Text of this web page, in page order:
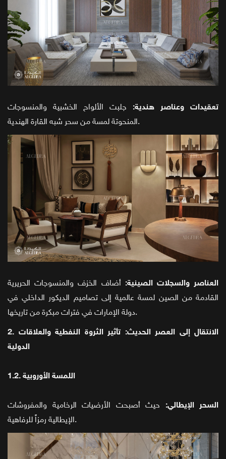
تعقيدات وعناصر هندية: جلبت الألواح الخشبية والمنسوجات
المنحوتة لمسة من سحر شبه القارة الهندية.
العناصر والسجلات الصينية: أضاف الخزف والمنسوجات الحريرية
القادمة من الصين لمسة عالمية إلى تصاميم الديكور الداخلي في
دولة الإمارات في فترات مبكرة من تاريخها.
2. الانتقال إلى العصر الحديث: تأثير الثروة النفطية والعلاقات
الدولية
1.2. اللمسة الأوروبية
السحر الإيطالي: حيث أصبحت الأرضيات الرخامية والمفروشات
الإيطالية رمزاً للرفاهية.